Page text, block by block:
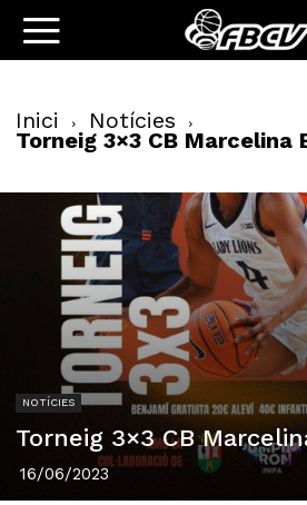
Inici Notícies
Torneig 3×3 CB Marcelina
NOTÍCIES
Torneig 3×3 CB
16/06/2023